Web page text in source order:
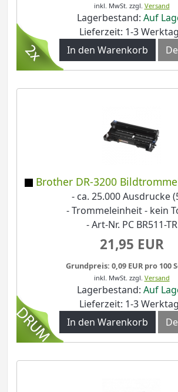
inkl. MwSt. zzgl. Versand
Lagerbestand: Auf
Lieferzeit: 1-3
In den Warenkorb
Brother DR-3200
- ca. 25.000 Ausdrucke
- Trommeleinheit - kein
- Art-Nr. PC BR511-TR
21,95 EUR
Grundpreis: 0,09 EUR pro 100
inkl. MwSt. zzgl. Versand
Lagerbestand: Auf
Lieferzeit: 1-3
In den Warenkorb